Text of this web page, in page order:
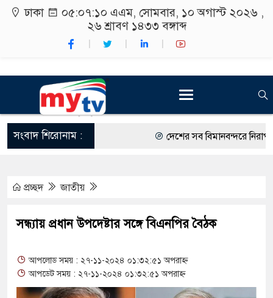
ঢাকা ০৫:০৭:১১ এএম, সোমবার, ১০ অগাস্ট ২০২৬ ,
২৬ শ্রাবণ ১৪৩৩ বঙ্গাব্দ
সংবাদ শিরোনাম : দেশের সব বিমানবন্দরে নিরাপত্তা
কর্মসূচীর শুভসূচনা।
রং ফর্সাকারী ৮ ব্র্যান্ডের ক্রিমে
থাকায় বিক্রিতে নিষেধাজ্ঞা
প্রচ্ছদ জাতীয়
সন্ধ্যায় প্রধান উপদেষ্টার সঙ্গে বিএনপির বৈঠক
আপলোড সময় : ২৭-১১-২০২৪ ০১:৩২:৫১ অপরাহ্ন
আপডেট সময় : ২৭-১১-২০২৪ ০১:৩২:৫১ অপরাহ্ন